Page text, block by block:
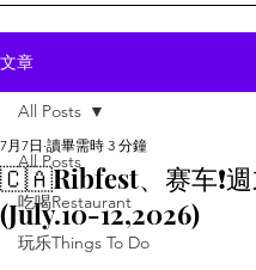
文章
All Posts
吃喝Restaurant
玩乐Things To Do
All Posts
🇨🇦Ribfest、赛车❗️
(July.10-12,2026)
7月7日 讀畢需時 3 分鐘